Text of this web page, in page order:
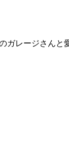
レージさんと